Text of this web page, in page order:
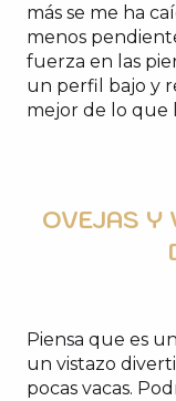
más se me ha
menos
fuerza en las
un perfil bajo y
mejor de lo que
OVEJAS Y
Piensa que es
un vistazo
pocas vacas.